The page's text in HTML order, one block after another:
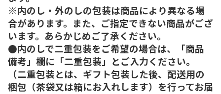
※内のし・外のしの包装は商品により異なる場
合があります。また、ご指定できない商品がござ
います。あらかじめご了承ください。
●内のしで二重包装をご希望の場合は、「商品
備考」欄に「二重包装」とご入力ください。
（二重包装とは、ギフト包装した後、配送用の
梱包（茶袋又は箱にお入れします）を行ってお届